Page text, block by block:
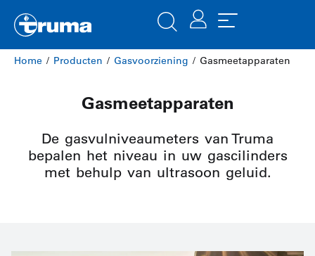
Home / Producten / Gasvoorziening / Gasmeetapparaten
Gasmeetapparaten
De gasvulniveaumeters van Truma
bepalen het niveau in uw gascilinders
met behulp van ultrasoon geluid.